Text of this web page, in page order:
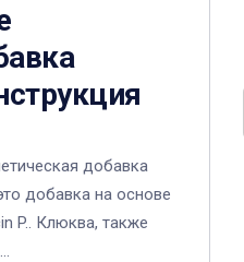
добавка
добавка на основе
P.. Клюква, также